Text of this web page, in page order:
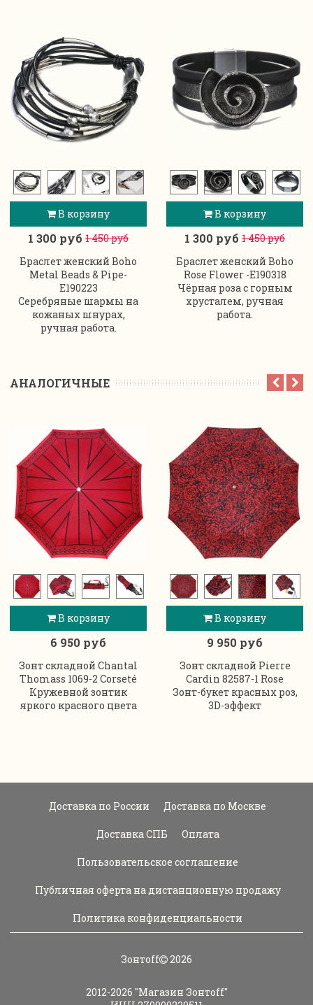
В корзину
1 300 руб 1 450 руб
Браслет женский Boho
Metal Beads & Pipe-
E190223
Серебряные шармы на
кожаных шнурах,
ручная работа.
В корзину
1 300 руб 1 450 руб
Браслет женский Boho
Rose Flower -E190318
Чёрная роза с горным
хрусталем, ручная
работа.
АНАЛОГИЧНЫЕ
В корзину
6 950 руб
Зонт складной Chantal
Thomass 1069-2 Corseté
Кружевной зонтик
яркого красного цвета
В корзину
9 950 руб
Зонт складной Pierre
Cardin 82587-1 Rose
Зонт-букет красных роз,
3D-эффект
Доставка по России Доставка по Москве
Доставка СПБ Оплата
Пользовательское соглашение
Публичная оферта на дистанционную продажу
Политика конфиденциальности
Зонтoff 2026
2012-2026 "Магазин Зонтoff"